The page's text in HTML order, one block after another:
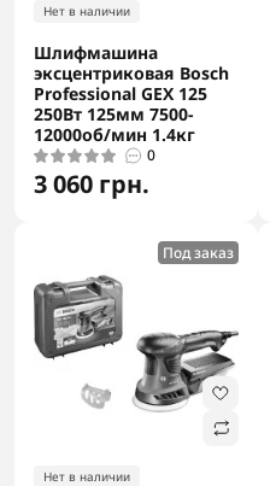
Нет в наличии
Шлифмашина
эксцентриковая Bosch
Professional GEX 125
250Вт 125мм 7500-
12000об/мин 1.4кг
0
3 060 грн.
Под заказ
Нет в наличии